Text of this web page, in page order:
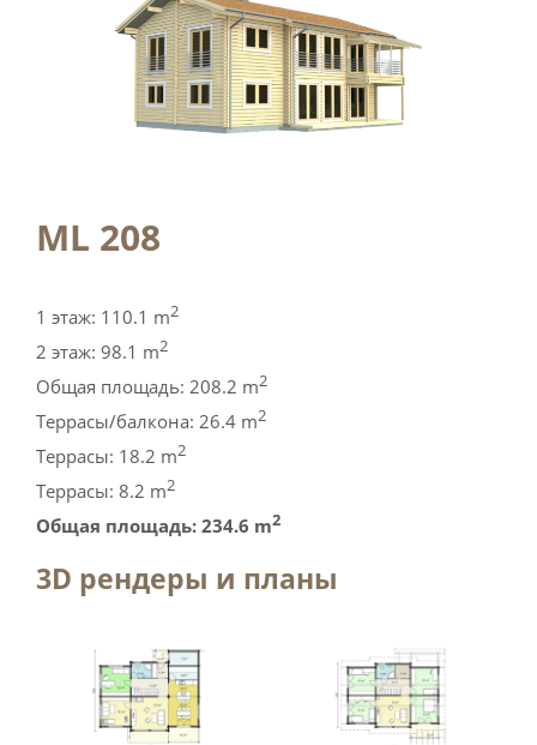
ML 208
1 этаж: 110.1 m2
2 этаж: 98.1 m2
Общая площадь: 208.2 m2
Tеррасы/балкона: 26.4 m2
Tеррасы: 18.2 m2
Tеррасы: 8.2 m2
Общая площадь: 234.6 m2
3D рендеры и планы